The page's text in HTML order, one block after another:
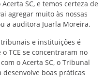
SC, e temos certeza de
agregar muito às nossas
a auditora Juarla Moreira.
e instituições é
TCE se concentraram no
o Acerta SC, o Tribunal
boas práticas